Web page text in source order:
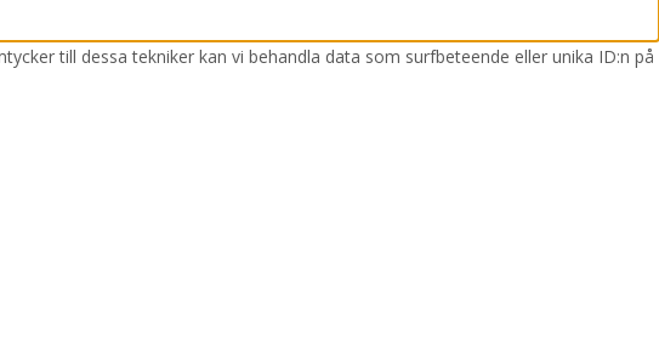
till dessa tekniker kan vi behandla data som surfbeteende eller unika ID:n på